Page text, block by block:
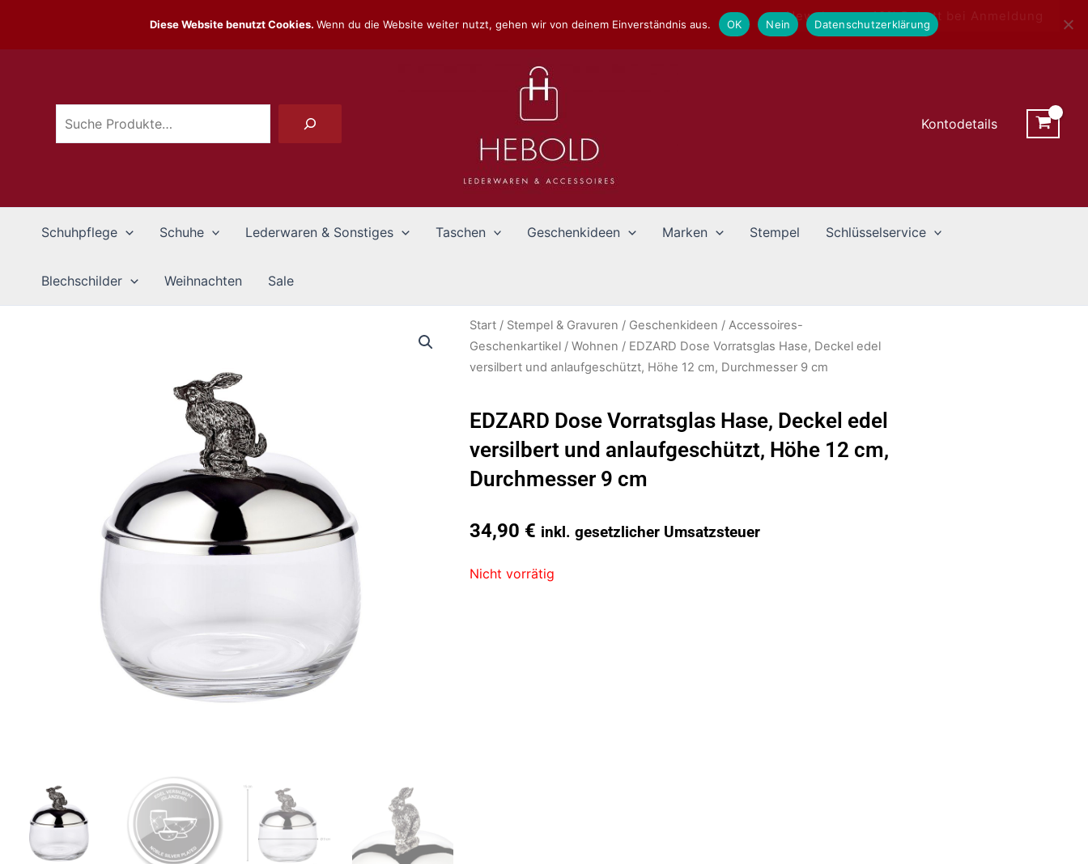
springen
Newsletter - 10% Rabatt bei Anmeldung
Suchen
Kontodetails
Schuhpflege Schuhe Lederwaren & Sonstiges Taschen Geschenkideen Marken Stempel Schlüsselservice
Blechschilder Weihnachten Sale
Start / Stempel & Gravuren / Geschenkideen / Accessoires-
Geschenkartikel / Wohnen / EDZARD Dose Vorratsglas Hase, Deckel edel
versilbert und anlaufgeschützt, Höhe 12 cm, Durchmesser 9 cm
EDZARD Dose Vorratsglas Hase, Deckel edel
versilbert und anlaufgeschützt, Höhe 12 cm,
Durchmesser 9 cm
34,90 € inkl. gesetzlicher Umsatzsteuer
Nicht vorrätig
Diese Website benutzt Cookies. Wenn du die Website weiter nutzt, gehen wir von deinem Einverständnis aus. OK Nein Datenschutzerklärung